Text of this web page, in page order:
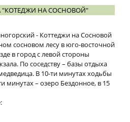
НА СОСНОВОЙ"
- Коттеджи на Сосновой
сосновом лесу в юго-восточной
в город с левой стороны
По соседству – базы отдыха
В 10-ти минутах ходьбы
минутах – озеро Бездонное, в 15